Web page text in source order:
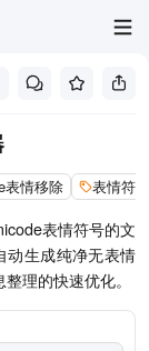
表情移除 表情符
表情符号的文
动生成纯净无表情
理的快速优化。